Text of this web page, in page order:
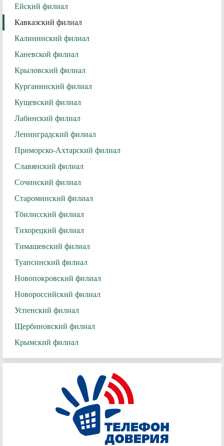
Ейский филиал
Кавказский филиал
Калининский филиал
Каневской филиал
Крыловский филиал
Курганинский филиал
Кущевский филиал
Лабинский филиал
Ленинградский филиал
Приморско-Ахтарский филиал
Славянский филиал
Сочинский филиал
Староминский филиал
Тбилисский филиал
Тихорецкий филиал
Тимашевский филиал
Туапсинский филиал
Новопокровский филиал
Новороссийский филиал
Успенский филиал
Щербиновский филиал
Крымский филиал